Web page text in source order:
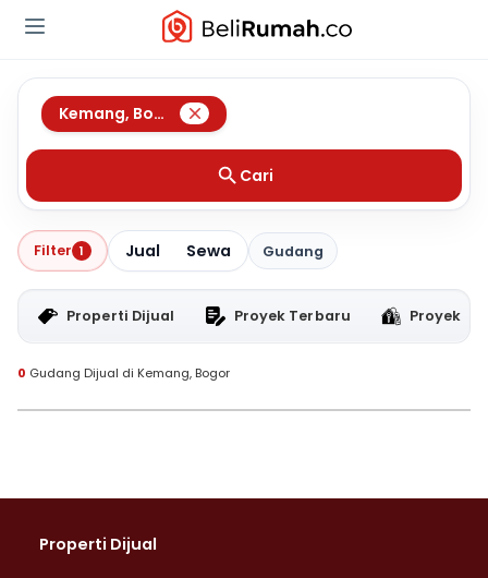
Kemang, Bogor
Cari
Filter 1 Jual Sewa Gudang
Properti Dijual Proyek Terbaru Proyek
0 Gudang Dijual di Kemang, Bogor
Properti Dijual